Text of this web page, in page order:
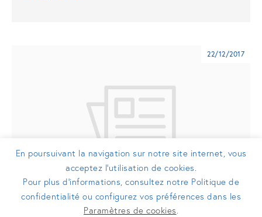
22/12/2017
COMMUNIQUÉS DE PRESSE
En poursuivant la navigation sur notre site internet, vous
acceptez l’utilisation de cookies.
Pour plus d’informations, consultez notre Politique de
confidentialité ou configurez vos préférences dans les
Paramètres de cookies.